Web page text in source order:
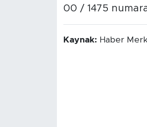
00 / 1475
Kaynak: Haber